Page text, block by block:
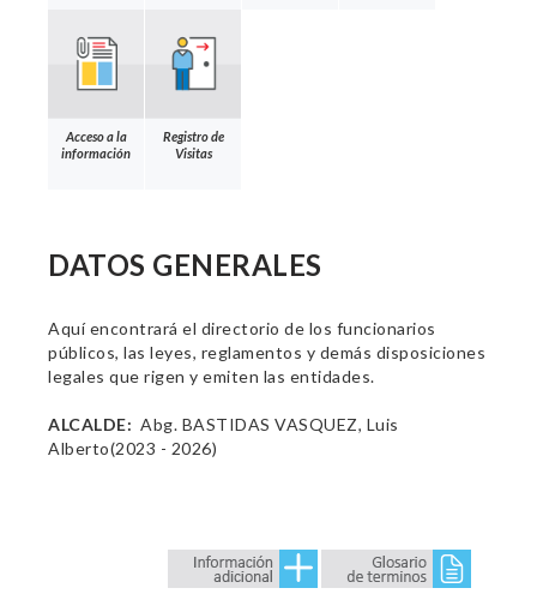
Acceso a la
información
Registro de
Visitas
DATOS GENERALES
Aquí encontrará el directorio de los funcionarios
públicos, las leyes, reglamentos y demás disposiciones
legales que rigen y emiten las entidades.
ALCALDE: Abg. BASTIDAS VASQUEZ, Luis
Alberto(2023 - 2026)